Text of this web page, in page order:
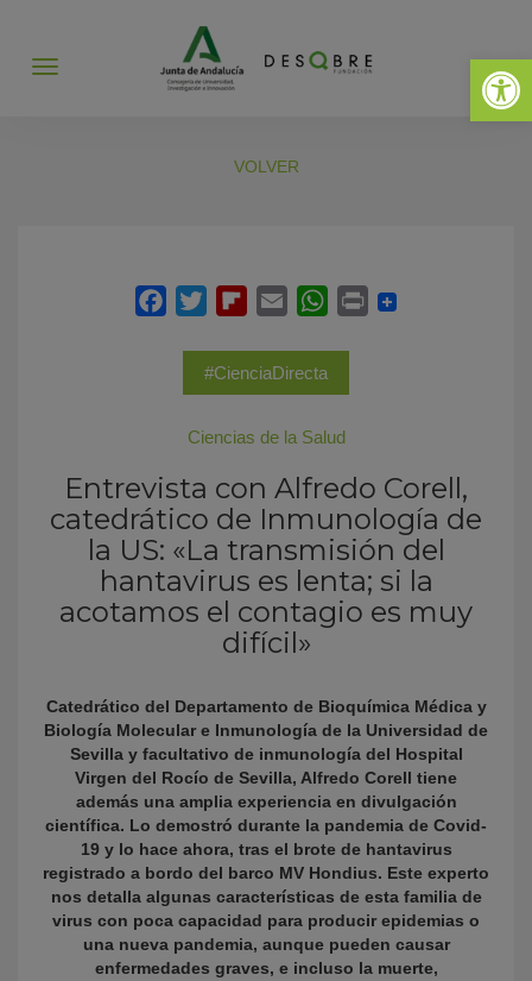
Abrir
Abrir
VOLVER
#CienciaDirecta
Ciencias de la Salud
Entrevista con Alfredo Corell,
catedrático de Inmunología de
la US: «La transmisión del
hantavirus es lenta; si la
acotamos el contagio es muy
difícil»
Catedrático del Departamento de Bioquímica Médica y
Biología Molecular e Inmunología de la Universidad de
Sevilla y facultativo de inmunología del Hospital
Virgen del Rocío de Sevilla, Alfredo Corell tiene
además una amplia experiencia en divulgación
científica. Lo demostró durante la pandemia de Covid-
19 y lo hace ahora, tras el brote de hantavirus
registrado a bordo del barco MV Hondius. Este experto
nos detalla algunas características de esta familia de
virus con poca capacidad para producir epidemias o
una nueva pandemia, aunque pueden causar
enfermedades graves, e incluso la muerte,